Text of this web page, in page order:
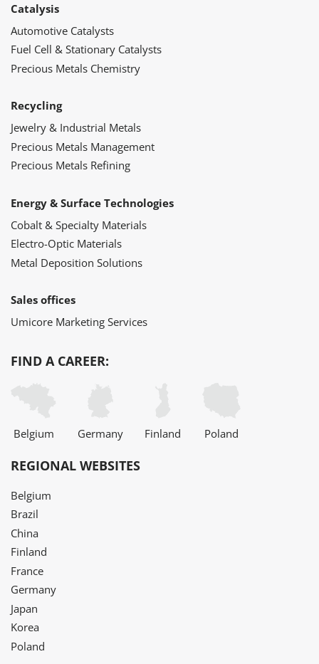
Catalysis
Automotive Catalysts
Fuel Cell & Stationary Catalysts
Precious Metals Chemistry
Recycling
Jewelry & Industrial Metals
Precious Metals Management
Precious Metals Refining
Energy & Surface Technologies
Cobalt & Specialty Materials
Electro-Optic Materials
Metal Deposition Solutions
Sales offices
Umicore Marketing Services
FIND A CAREER:
Belgium Germany Finland Poland
REGIONAL WEBSITES
Belgium
Brazil
China
Finland
France
Germany
Japan
Korea
Poland